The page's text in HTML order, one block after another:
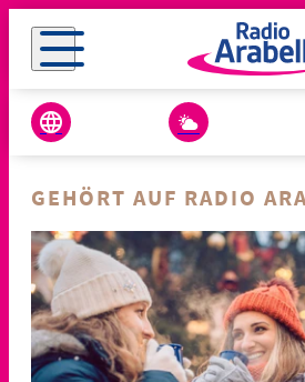
GEHÖRT AUF RADIO